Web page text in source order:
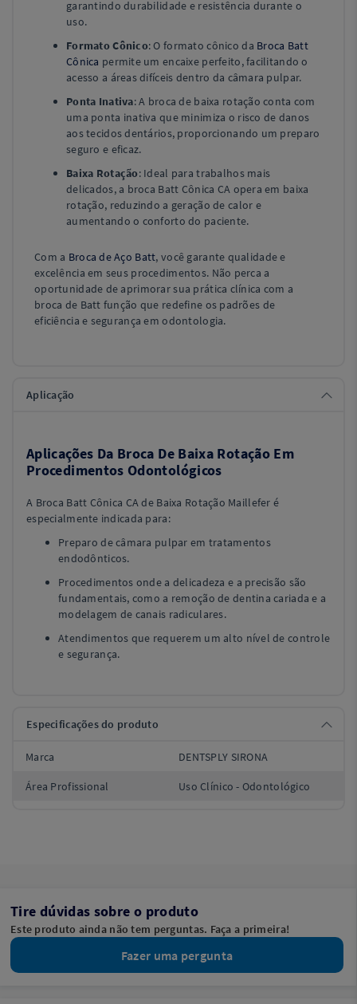
garantindo durabilidade e resistência durante o
uso.
Formato Cônico: O formato cônico da Broca Batt
Cônica permite um encaixe perfeito, facilitando o
acesso a áreas difíceis dentro da câmara pulpar.
Ponta Inativa: A broca de baixa rotação conta com
uma ponta inativa que minimiza o risco de danos
aos tecidos dentários, proporcionando um preparo
seguro e eficaz.
Baixa Rotação: Ideal para trabalhos mais
delicados, a broca Batt Cônica CA opera em baixa
rotação, reduzindo a geração de calor e
aumentando o conforto do paciente.
Com a Broca de Aço Batt, você garante qualidade e
excelência em seus procedimentos. Não perca a
oportunidade de aprimorar sua prática clínica com a
broca de Batt função que redefine os padrões de
eficiência e segurança em odontologia.
Aplicação
Aplicações Da Broca De Baixa Rotação Em
Procedimentos Odontológicos
A Broca Batt Cônica CA de Baixa Rotação Maillefer é
especialmente indicada para:
Preparo de câmara pulpar em tratamentos
endodônticos.
Procedimentos onde a delicadeza e a precisão são
fundamentais, como a remoção de dentina cariada e a
modelagem de canais radiculares.
Atendimentos que requerem um alto nível de controle
e segurança.
Especificações do produto
Marca DENTSPLY SIRONA
Área Profissional Uso Clínico - Odontológico
Tire dúvidas sobre o produto
Este produto ainda não tem perguntas. Faça a primeira!
Fazer uma pergunta